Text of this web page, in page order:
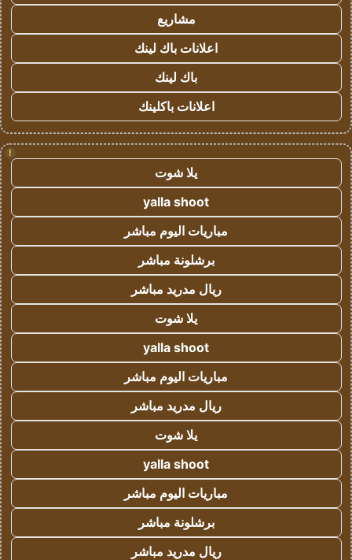
مشاريع
اعلانات باك لينك
باك لينك
اعلانات باكلينك
!
يلا شوت
yalla shoot
مباريات اليوم مباشر
برشلونة مباشر
ريال مدريد مباشر
يلا شوت
yalla shoot
مباريات اليوم مباشر
ريال مدريد مباشر
يلا شوت
yalla shoot
مباريات اليوم مباشر
برشلونة مباشر
ريال مدريد مباشر